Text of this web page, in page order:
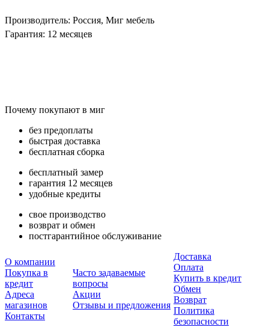
Производитель: Россия, Миг мебель
Гарантия: 12 месяцев
Почему покупают в миг
без предоплаты
быстрая доставка
бесплатная сборка
бесплатный замер
гарантия 12 месяцев
удобные кредиты
свое производство
возврат и обмен
постгарантийное обслуживание
О компании
Покупка в
кредит
Адреса
магазинов
Контакты
Часто задаваемые
вопросы
Акции
Отзывы и предложения
Доставка
Оплата
Купить в кредит
Обмен
Возврат
Политика
безопасности